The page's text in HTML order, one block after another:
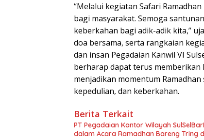
“Melalui kegiatan Safari
bagi masyarakat. Semoga
keberkahan bagi adik-adik kita,”
doa bersama, serta rangkaian
dan insan Pegadaian Kanwil VI
berharap dapat terus
menjadikan momentum
kepedulian, dan keberkahan.
Berita Terkait
PT Pegadaian Kantor Wilayah
dalam Acara Ramadhan Bareng Tring